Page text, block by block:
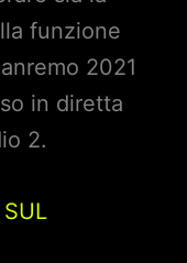
funzione
2021
in diretta
2.